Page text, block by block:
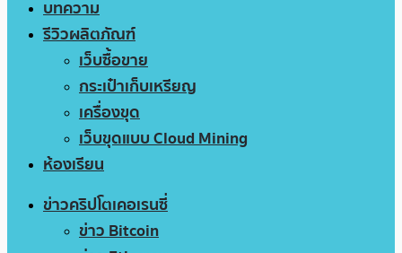
บทความ
รีวิวผลิตภัณฑ์
เว็บซื้อขาย
กระเป๋าเก็บเหรียญ
เครื่องขุด
เว็บขุดแบบ Cloud Mining
ห้องเรียน
ข่าวคริปโตเคอเรนซี่
ข่าว Bitcoin